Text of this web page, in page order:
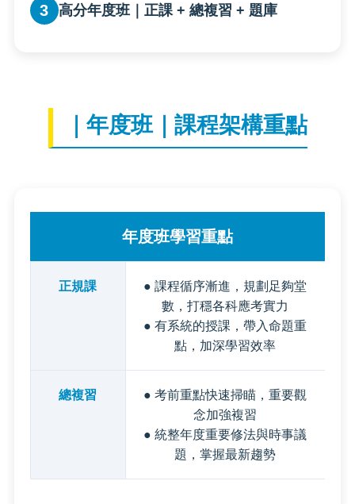
3 高分年度班｜正課 + 總複習 + 題庫
｜年度班｜課程架構重點
年度班學習重點
正規課
● 課程循序漸進，規劃足夠堂
數，打穩各科應考實力
● 有系統的授課，帶入命題重
點，加深學習效率
總複習
● 考前重點快速掃瞄，重要觀
念加強複習
● 統整年度重要修法與時事議
題，掌握最新趨勢